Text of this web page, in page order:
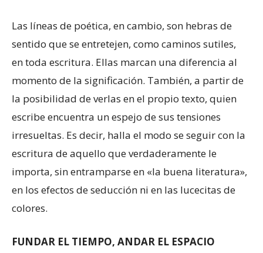
Las líneas de poética, en cambio, son hebras de
sentido que se entretejen, como caminos sutiles,
en toda escritura. Ellas marcan una diferencia al
momento de la significación. También, a partir de
la posibilidad de verlas en el propio texto, quien
escribe encuentra un espejo de sus tensiones
irresueltas. Es decir, halla el modo se seguir con la
escritura de aquello que verdaderamente le
importa, sin entramparse en «la buena literatura»,
en los efectos de seducción ni en las lucecitas de
colores.
FUNDAR EL TIEMPO, ANDAR EL ESPACIO